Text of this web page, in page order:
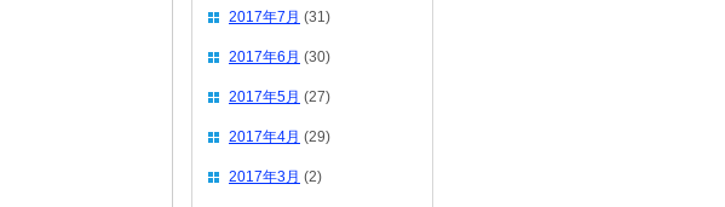
2017年7月 (31)
2017年6月 (30)
2017年5月 (27)
2017年4月 (29)
2017年3月 (2)